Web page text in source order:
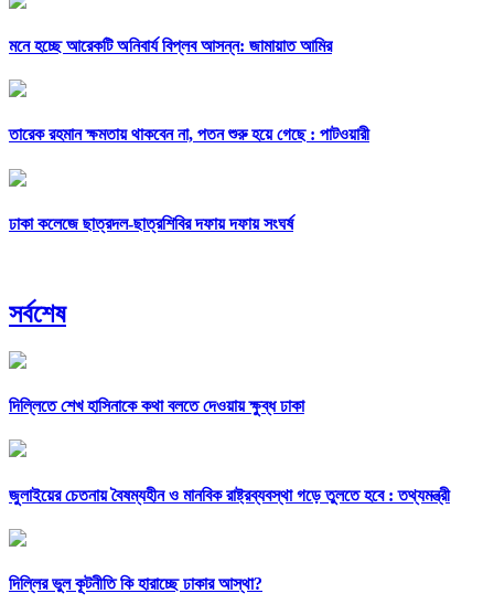
মনে হচ্ছে আরেকটি অনিবার্য বিপ্লব আসন্ন: জামায়াত আমির
তারেক রহমান ক্ষমতায় থাকবেন না, পতন শুরু হয়ে গেছে : পাটওয়ারী
ঢাকা কলেজে ছাত্রদল-ছাত্রশিবির দফায় দফায় সংঘর্ষ
সর্বশেষ
দিল্লিতে শেখ হাসিনাকে কথা বলতে দেওয়ায় ক্ষুব্ধ ঢাকা
জুলাইয়ের চেতনায় বৈষম্যহীন ও মানবিক রাষ্ট্রব্যবস্থা গড়ে তুলতে হবে : তথ্যমন্ত্রী
দিল্লির ভুল কূটনীতি কি হারাচ্ছে ঢাকার আস্থা?